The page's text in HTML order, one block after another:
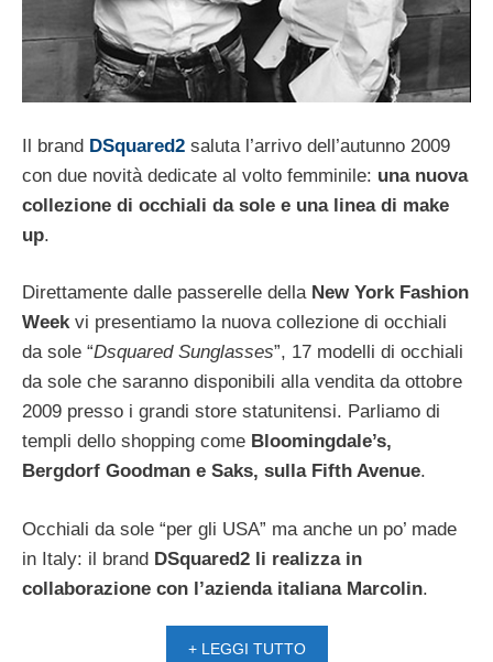
Il brand DSquared2 saluta l’arrivo dell’autunno 2009
con due novità dedicate al volto femminile: una nuova
collezione di occhiali da sole e una linea di make
up.
Direttamente dalle passerelle della New York Fashion
Week vi presentiamo la nuova collezione di occhiali
da sole “Dsquared Sunglasses”, 17 modelli di occhiali
da sole che saranno disponibili alla vendita da ottobre
2009 presso i grandi store statunitensi. Parliamo di
templi dello shopping come Bloomingdale’s,
Bergdorf Goodman e Saks, sulla Fifth Avenue.
Occhiali da sole “per gli USA” ma anche un po’ made
in Italy: il brand DSquared2 li realizza in
collaborazione con l’azienda italiana Marcolin.
+ LEGGI TUTTO